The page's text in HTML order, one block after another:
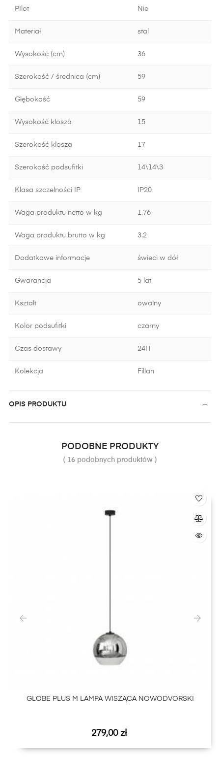
PIlot Nie
Materiał stal
Wysokość (cm) 36
Szerokość / średnica (cm) 59
Głębokość 59
Wysokość klosza 15
Szerokość klosza 17
Szerokość podsufitki 14\14\3
Klasa szczelności IP IP20
Waga produktu netto w kg 1.76
Waga produktu brutto w kg 3.2
Dodatkowe informacje świeci w dół
Gwarancja 5 lat
Kształt owalny
Kolor podsufitki czarny
Czas dostawy 24H
Kolekcja Fillan
OPIS PRODUKTU
PODOBNE PRODUKTY
( 16 podobnych produktów )
GLOBE PLUS M LAMPA WISZĄCA NOWODVORSKI
Cena
279,00 zł